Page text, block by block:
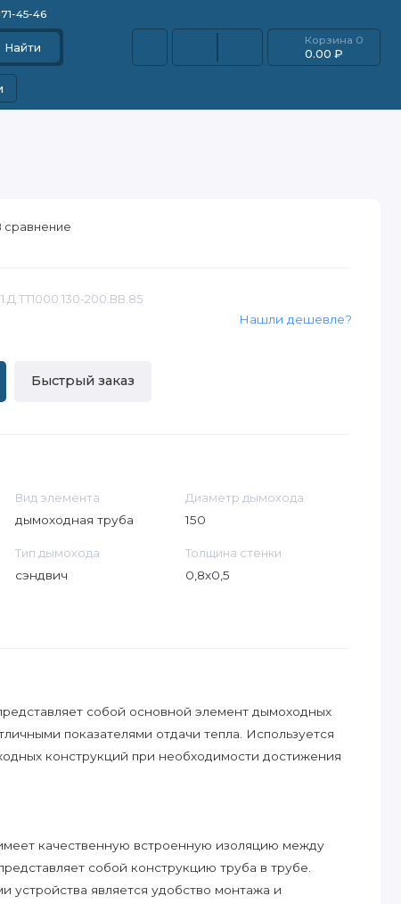
45-46
Найти
Корзина 0
0.00 ₽
200.ВВ.85
Быстрый заказ
Нашли дешевле?
сравнение
Вид элемента
дымоходная труба
Диаметр дымохода
150
Тип дымохода
сэндвич
Толщина стенки
0,8х0,5
собой основной элемент дымоходных
показателями отдачи тепла. Используется
конструкций при необходимости достижения
качественную встроенную изоляцию между
собой конструкцию труба в трубе.
устройства является удобство монтажа и